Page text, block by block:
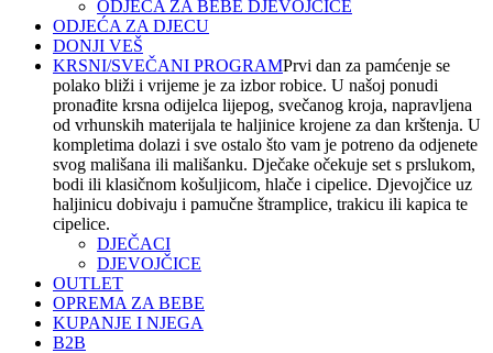
ODJEĆA ZA BEBE DJEVOJČICE
ODJEĆA ZA DJECU
DONJI VEŠ
KRSNI/SVEČANI PROGRAMPrvi dan za pamćenje se
polako bliži i vrijeme je za izbor robice. U našoj ponudi
pronađite krsna odijelca lijepog, svečanog kroja, napravljena
od vrhunskih materijala te haljinice krojene za dan krštenja. U
kompletima dolazi i sve ostalo što vam je potreno da odjenete
svog mališana ili mališanku. Dječake očekuje set s prslukom,
bodi ili klasičnom košuljicom, hlače i cipelice. Djevojčice uz
haljinicu dobivaju i pamučne štramplice, trakicu ili kapica te
cipelice.
DJEČACI
DJEVOJČICE
OUTLET
OPREMA ZA BEBE
KUPANJE I NJEGA
B2B